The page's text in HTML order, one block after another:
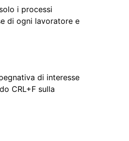
i processi
di ogni lavoratore e
di interesse
CRL+F sulla